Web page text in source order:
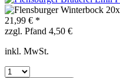
21,99 € *
zzgl. Pfand 4,50 €
inkl. MwSt.